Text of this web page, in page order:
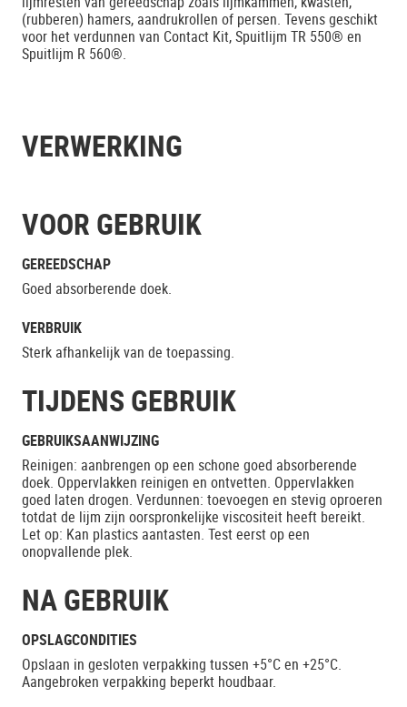
(rubberen) hamers, aandrukrollen of persen. Tevens geschikt
voor het verdunnen van Contact Kit, Spuitlijm TR 550® en
Spuitlijm R 560®.
VERWERKING
VOOR GEBRUIK
GEREEDSCHAP
Goed absorberende doek.
VERBRUIK
Sterk afhankelijk van de toepassing.
TIJDENS GEBRUIK
GEBRUIKSAANWIJZING
Reinigen: aanbrengen op een schone goed absorberende
doek. Oppervlakken reinigen en ontvetten. Oppervlakken
goed laten drogen. Verdunnen: toevoegen en stevig oproeren
totdat de lijm zijn oorspronkelijke viscositeit heeft bereikt.
Let op: Kan plastics aantasten. Test eerst op een
onopvallende plek.
NA GEBRUIK
OPSLAGCONDITIES
Opslaan in gesloten verpakking tussen +5°C en +25°C.
Aangebroken verpakking beperkt houdbaar.